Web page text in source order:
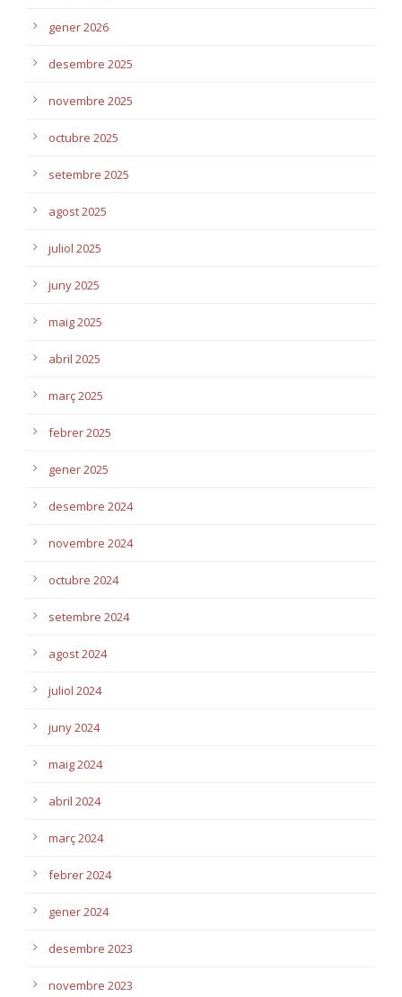
gener 2026
desembre 2025
novembre 2025
octubre 2025
setembre 2025
agost 2025
juliol 2025
juny 2025
maig 2025
abril 2025
març 2025
febrer 2025
gener 2025
desembre 2024
novembre 2024
octubre 2024
setembre 2024
agost 2024
juliol 2024
juny 2024
maig 2024
abril 2024
març 2024
febrer 2024
gener 2024
desembre 2023
novembre 2023